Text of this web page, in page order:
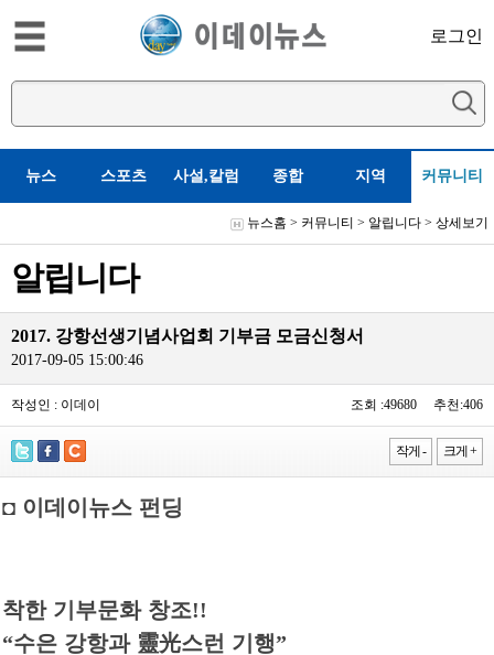
로그인
뉴스 스포츠 사설,칼럼 종합 지역 커뮤니티
뉴스홈 > 커뮤니티 > 알립니다 > 상세보기
알립니다
2017. 강항선생기념사업회 기부금 모금신청서
2017-09-05 15:00:46
작성인 : 이데이 조회 :49680 추천:406
작게 - 크게 +
◘ 이데이뉴스 펀딩
착한 기부문화 창조!!
“수은 강항과 靈光스런 기행”